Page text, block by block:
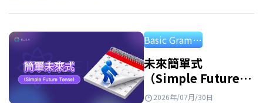
名詞片語的詞，可以避免重複，使句子更簡潔
自然。被代名詞取代的名詞稱為先行詞或前
綴。 例子: Linda is…
Basic Grammar
未來簡單式
（Simple Future
Tense）：公式、用
2026年/07月/30日